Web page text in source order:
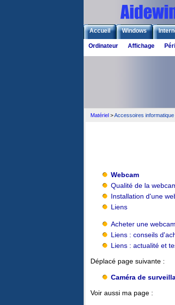
Accueil Windows
Ordinateur Affichage
Matériel >Accessoires informatique
Webcam
Qualité de la
Installation d'une
Liens
Acheter une webcam
Liens : conseils
Liens : actualité et
Déplacé page suivante :
Caméra de
Voir aussi ma page :